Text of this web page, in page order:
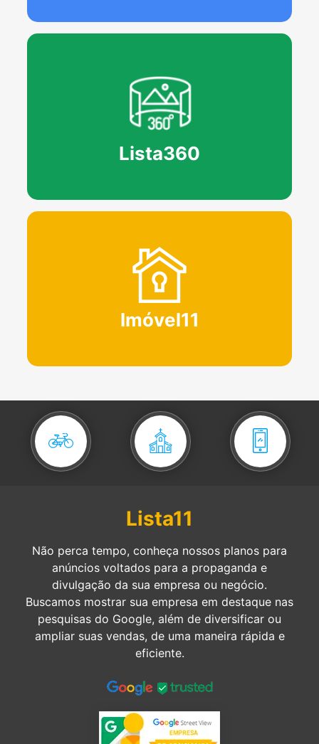
Lista360
Imóvel11
Lista11
Não perca tempo, conheça nossos planos para
anúncios voltados para a propaganda e
divulgação da sua empresa ou negócio.
Buscamos mostrar sua empresa em destaque nas
pesquisas do Google, além de diversificar ou
ampliar suas vendas, de uma maneira rápida e
eficiente.